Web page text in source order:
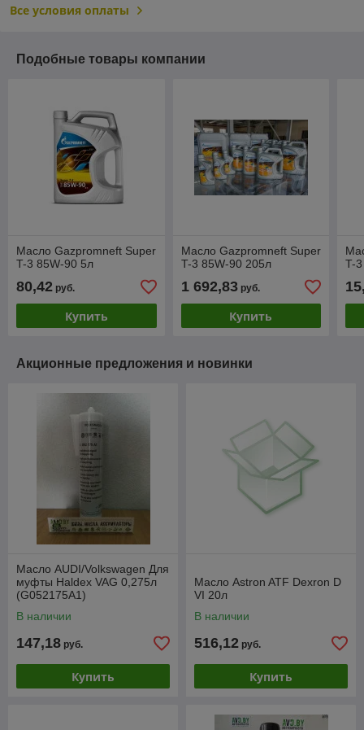
Все условия оплаты
Подобные товары компании
Масло Gazpromneft Super
T-3 85W-90 5л
80,42 руб.
Купить
Масло Gazpromneft Super
T-3 85W-90 205л
1 692,83руб.
Купить
T-
Акционные предложения и новинки
Масло AUDI/Volkswagen Для
муфты Haldex VAG 0,275л
(G052175A1)
В наличии
147,18 руб.
Купить
Масло Astron ATF Dexron D
VI 20л
В наличии
516,12 руб.
Купить